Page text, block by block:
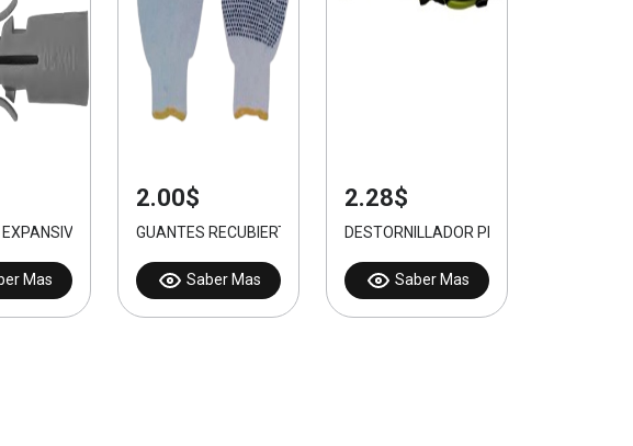
EXPANSIVO 6X30mm 200pcs
Mas
2.00$
GUANTES RECUBIERTOS DE PVC
Saber Mas
2.28$
DESTORNILLADOR PLANO 6.0*150mm
Saber Mas